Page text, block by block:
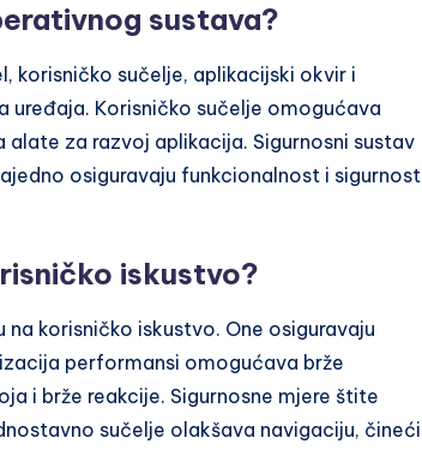
sustava?
korisničko sučelje, aplikacijski okvir i
uređaja. Korisničko sučelje omogućava
za razvoj aplikacija. Sigurnosni sustav
osiguravaju funkcionalnost i sigurnost
iskustvo?
korisničko iskustvo. One osiguravaju
performansi omogućava brže
i brže reakcije. Sigurnosne mjere štite
sučelje olakšava navigaciju, čineći